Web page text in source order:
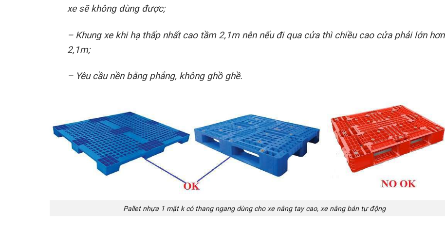
xe sẽ không dùng được;
– Khung xe khi hạ thấp nhất cao tầm 2,1m nên nếu đi qua cửa thì chiều cao cửa phải lớn hơn
2,1m;
– Yêu cầu nền bằng phẳng, không ghồ ghề.
Pallet nhựa 1 mặt k có thang ngang dùng cho xe nâng tay cao, xe nâng bán tự động